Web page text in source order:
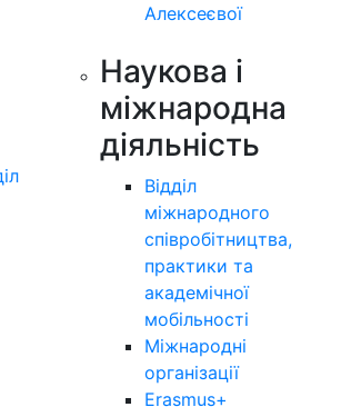
Алексеєвої
Наукова і
міжнародна
діяльність
Відділ
міжнародного
співробітництва,
практики та
академічної
мобільності
Міжнародні
організації
Erasmus+